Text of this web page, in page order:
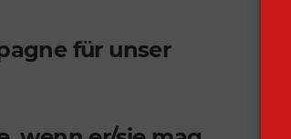
für unser